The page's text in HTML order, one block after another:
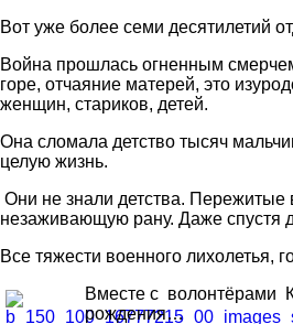
Вот уже более семи десятилетий
Война прошлась огненным
горе, отчаяние матерей, это
женщин, стариков, детей.
Она сломала детство тысяч
целую жизнь.
Они не знали детства. Пережитые
незаживающую рану. Даже спустя
Все тяжести военного лихолетья,
Вместе с волонтёрами